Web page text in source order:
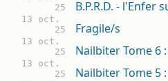
25
B.P.R.D. - l'Enfer
13 oct.
25
Fragile/s
13 oct.
25
Nailbiter Tome 6
13 oct.
25
Nailbiter Tome 5